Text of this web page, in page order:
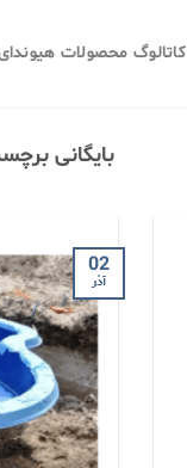
کاتالوگ محصولات
بایگانی
02
آذر